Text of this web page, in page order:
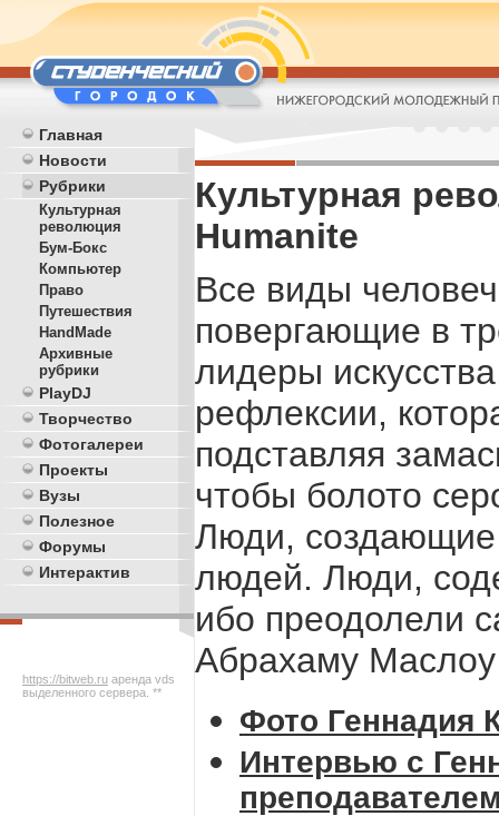
Главная
Новости
Рубрики
Культурная
революция
Бум-Бокс
Компьютер
Право
Путешествия
HandMade
Архивные
рубрики
PlayDJ
Творчество
Фотогалереи
Проекты
Вузы
Полезное
Форумы
Интерактив
https://bitweb.ru аренда vds
выделенного сервера. **
Культурная
Humanite
Все виды
повергающие в
лидеры
рефлексии,
подставляя
чтобы болото
Люди,
людей. Люди,
ибо преодолели
Абрахаму Маслоу
Фото Геннадия
Интервью с